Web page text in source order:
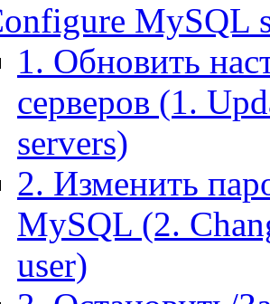
MySQL
1. Обновить
серверов (1.
servers)
2. Изменить
MySQL (2.
user)